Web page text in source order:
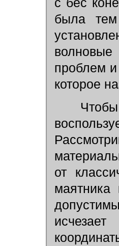
была тем
проблем и
которое
Чтобы
от
маятника